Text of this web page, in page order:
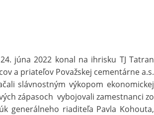
júna 2022 konal na ihrisku TJ Tatran
a priateľov Považskej cementárne a.s.
slávnostným výkopom ekonomickej
zápasoch vybojovali zamestnanci zo
generálneho riaditeľa Pavla Kohouta,